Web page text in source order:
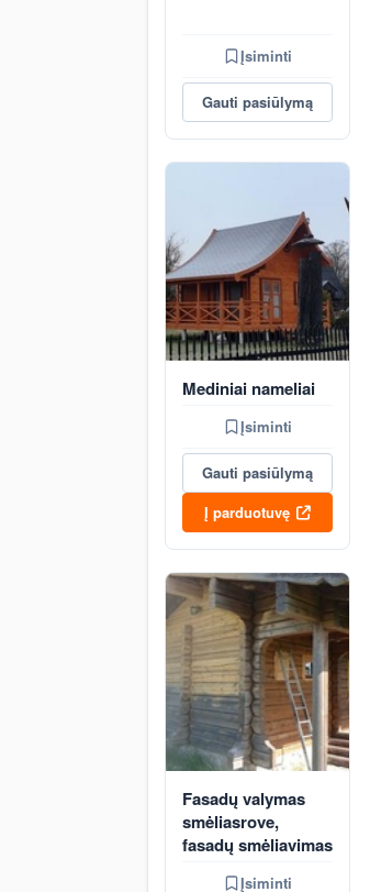
Įsiminti
Gauti pasiūlymą
Mediniai nameliai
Įsiminti
Gauti pasiūlymą
Į parduotuvę
Fasadų valymas
smėliasrove,
fasadų smėliavimas
Įsiminti